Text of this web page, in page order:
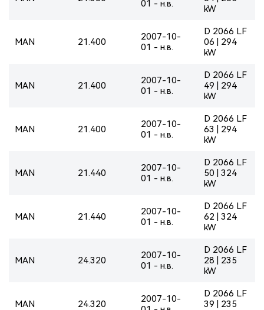
01 - н.в.
kW
MAN 21.400
2007-10-
01 - н.в.
D 2066 LF
06 | 294
kW
MAN 21.400
2007-10-
01 - н.в.
D 2066 LF
49 | 294
kW
MAN 21.400
2007-10-
01 - н.в.
D 2066 LF
63 | 294
kW
MAN 21.440
2007-10-
01 - н.в.
D 2066 LF
50 | 324
kW
MAN 21.440
2007-10-
01 - н.в.
D 2066 LF
62 | 324
kW
MAN 24.320
2007-10-
01 - н.в.
D 2066 LF
28 | 235
kW
MAN 24.320
2007-10-
D 2066 LF
39 | 235